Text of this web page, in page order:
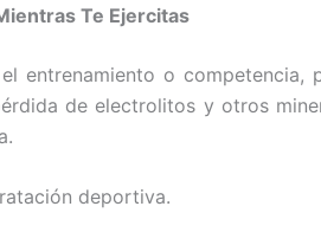
Te Ejercitas
entrenamiento o competencia,
de electrolitos y otros
deportiva.